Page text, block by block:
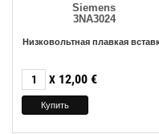
Siemens
3NA3024
Низковольтная плавкая
X 12,00 €